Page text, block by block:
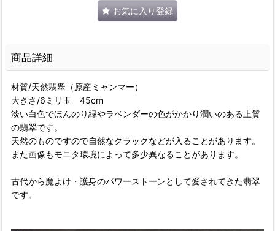
お気に入り登録
商品詳細
材質/天然翡翠（原産ミャンマー）
大きさ/6ミリ玉 45cm
淡い白色でほんのり緑やラベンダーの色がかかり潤いのある上質
の翡翠です。
天然のものですので自然なクラックなどが入ることがあります。
また画像もモニタ環境によって多少異なることがあります。
古代から魔よけ・護身のパワーストーンとして愛されてきた翡翠
です。